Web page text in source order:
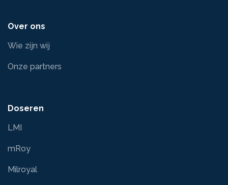
Over ons
Wie zijn wij
Onze partners
Doseren
LMI
mRoy
Milroyal